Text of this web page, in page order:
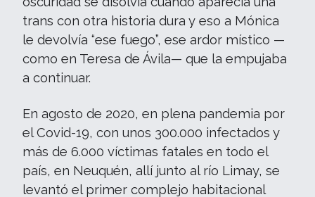
trans con otra historia dura y eso a Mónica
le devolvía “ese fuego”, ese ardor místico —
como en Teresa de Ávila— que la empujaba
a continuar.
En agosto de 2020, en plena pandemia por
el Covid-19, con unos 300.000 infectados y
más de 6.000 víctimas fatales en todo el
país, en Neuquén, allí junto al río Limay, se
levantó el primer complejo habitacional